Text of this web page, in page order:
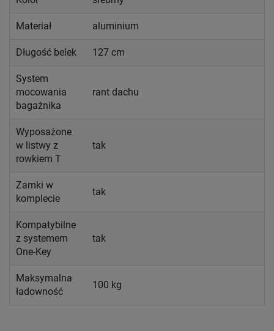
Materiał aluminium
Długość belek 127 cm
System
mocowania
bagażnika
rant dachu
Wyposażone
w listwy z
rowkiem T
tak
Zamki w
komplecie
tak
Kompatybilne
z systemem
One-Key
tak
Maksymalna
ładowność
100 kg